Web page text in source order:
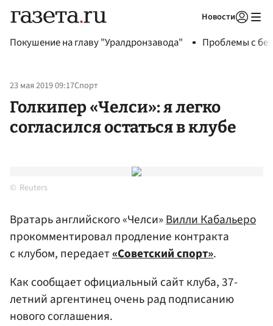
Новости
Покушение на главу "Уралдронзавода" Проблемы с
23 мая 2019 09:17Спорт
Голкипер «Челси»: я легко
согласился остаться в клубе
Reuters
Вратарь английского «Челси»Вилли Кабальеро
прокомментировал продление контракта
с клубом, передает«Советский спорт».
Как сообщает официальный сайт клуба, 37-
летний аргентинец очень рад подписанию
нового соглашения.